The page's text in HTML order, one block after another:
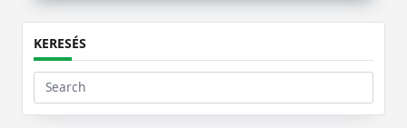
KERESÉS
Search
for: